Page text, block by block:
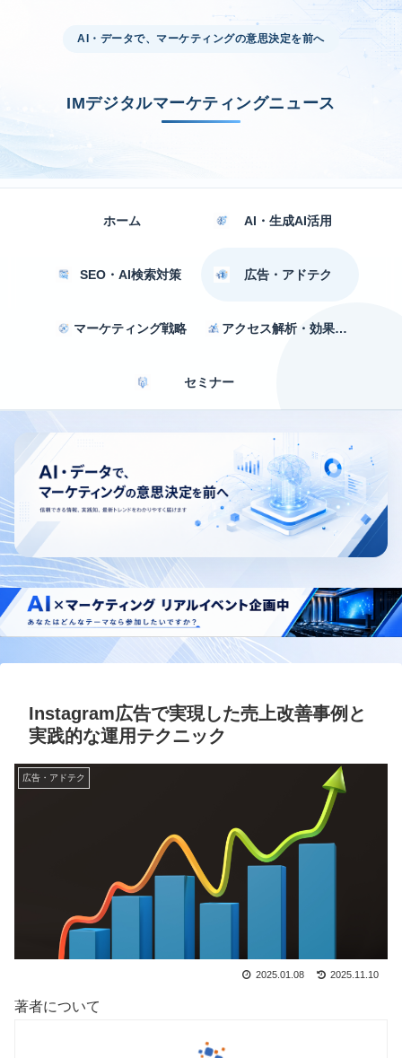
AI・データで、マーケティングの意思決定を前へ
IMデジタルマーケティングニュース
ホーム AI・生成AI活用
SEO・AI検索対策 広告・アドテク
マーケティング戦略 アクセス解析・効果測定
セミナー
Instagram広告で実現した売上改善事例と
実践的な運用テクニック
広告・アドテク
2025.01.08 2025.11.10
著者について